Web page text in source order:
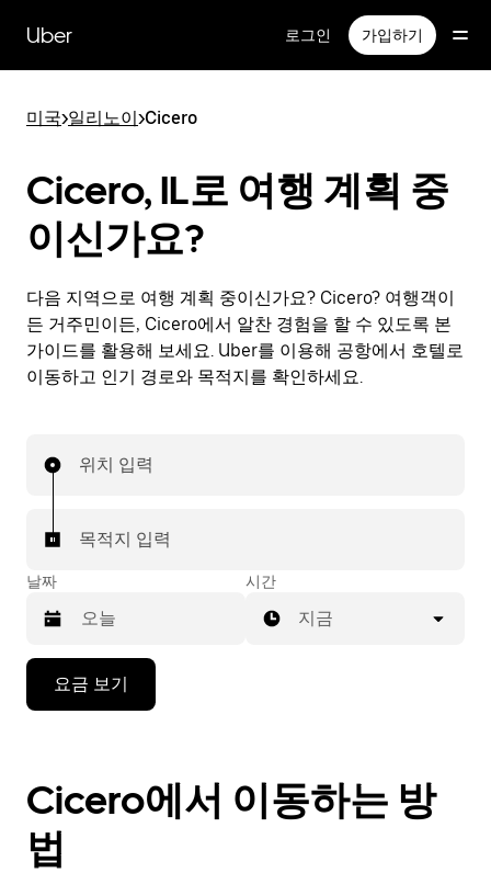
Uber 로그인 가입하기
미국>일리노이>Cicero
Cicero, IL로 여행 계획 중
이신가요?
다음 지역으로 여행 계획 중이신가요? Cicero? 여행객이
든 거주민이든, Cicero에서 알찬 경험을 할 수 있도록 본
가이드를 활용해 보세요. Uber를 이용해 공항에서 호텔로
이동하고 인기 경로와 목적지를 확인하세요.
위치 입력
목적지 입력
날짜
작
하
려
면
시간
지금
요금 보기
Cicero에서 이동하는 방
법